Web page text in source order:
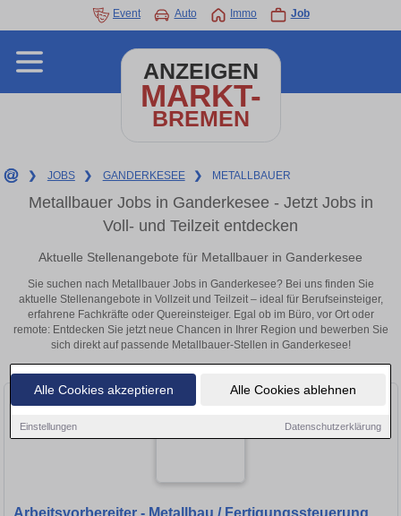
Alle Cookies akzeptieren Alle Cookies ablehnen
Einstellungen Datenschutzerklärung
Event Auto Immo Job
ANZEIGEN
MARKT-
BREMEN
❯ JOBS ❯ GANDERKESEE ❯ METALLBAUER
Metallbauer Jobs in Ganderkesee - Jetzt Jobs in
Voll- und Teilzeit entdecken
Aktuelle Stellenangebote für Metallbauer in Ganderkesee
Sie suchen nach Metallbauer Jobs in Ganderkesee? Bei uns finden Sie
aktuelle Stellenangebote in Vollzeit und Teilzeit – ideal für Berufseinsteiger,
erfahrene Fachkräfte oder Quereinsteiger. Egal ob im Büro, vor Ort oder
remote: Entdecken Sie jetzt neue Chancen in Ihrer Region und bewerben Sie
sich direkt auf passende Metallbauer-Stellen in Ganderkesee!